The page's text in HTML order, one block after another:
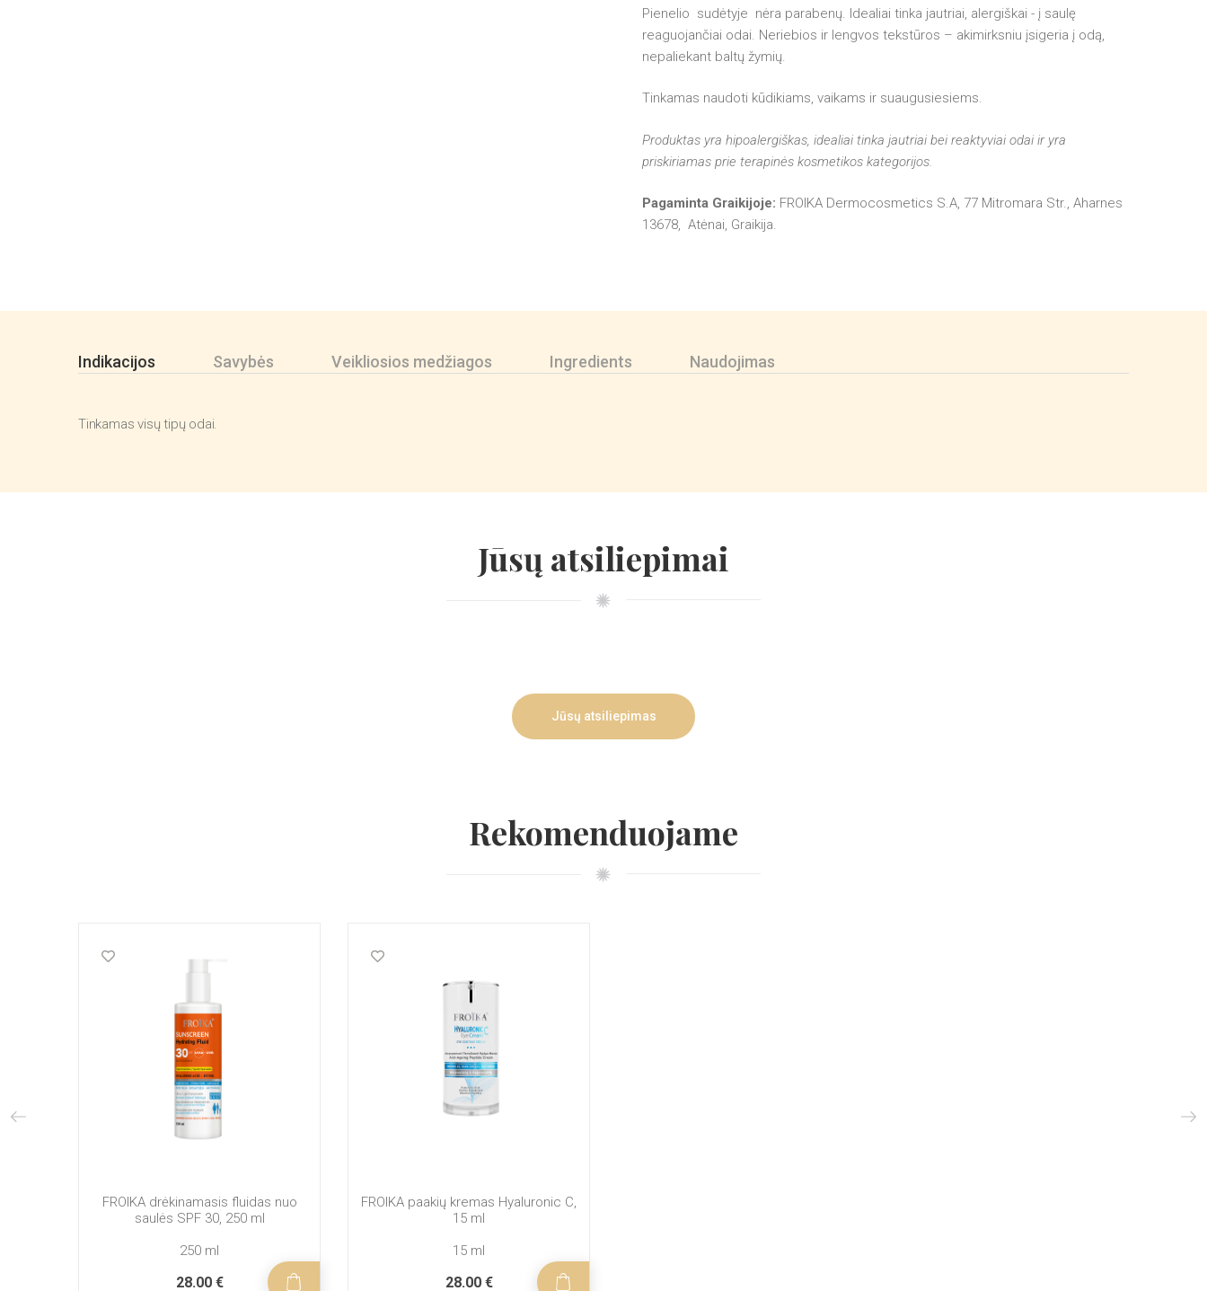
Pienelio sudėtyje nėra parabenų. Idealiai tinka jautriai, alergiškai - į saulę
reaguojančiai odai. Neriebios ir lengvos tekstūros – akimirksniu įsigeria į odą,
nepaliekant baltų žymių.
Tinkamas naudoti kūdikiams, vaikams ir suaugusiesiems.
Produktas yra hipoalergiškas, idealiai tinka jautriai bei reaktyviai odai ir yra
priskiriamas prie terapinės kosmetikos kategorijos.
Pagaminta Graikijoje: FROIKA Dermocosmetics S.A, 77 Mitromara Str., Aharnes
13678, Atėnai, Graikija.
Indikacijos Savybės Veikliosios medžiagos Ingredients Naudojimas
Tinkamas visų tipų odai.
Jūsų atsiliepimai
Jūsų atsiliepimas
Rekomenduojame
FROIKA drėkinamasis fluidas nuo
saulės SPF 30, 250 ml
250 ml
28.00 €
FROIKA paakių kremas Hyaluronic C,
15 ml
15 ml
28.00 €